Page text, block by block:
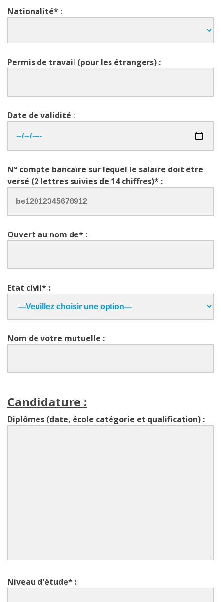
Nationalité* :
Permis de travail (pour les étrangers) :
Date de validité :
N° compte bancaire sur lequel le salaire doit être
versé (2 lettres suivies de 14 chiffres)* :
Ouvert au nom de* :
Etat civil* :
Nom de votre mutuelle :
Candidature :
Diplômes (date, école catégorie et qualification) :
Niveau d'étude* :